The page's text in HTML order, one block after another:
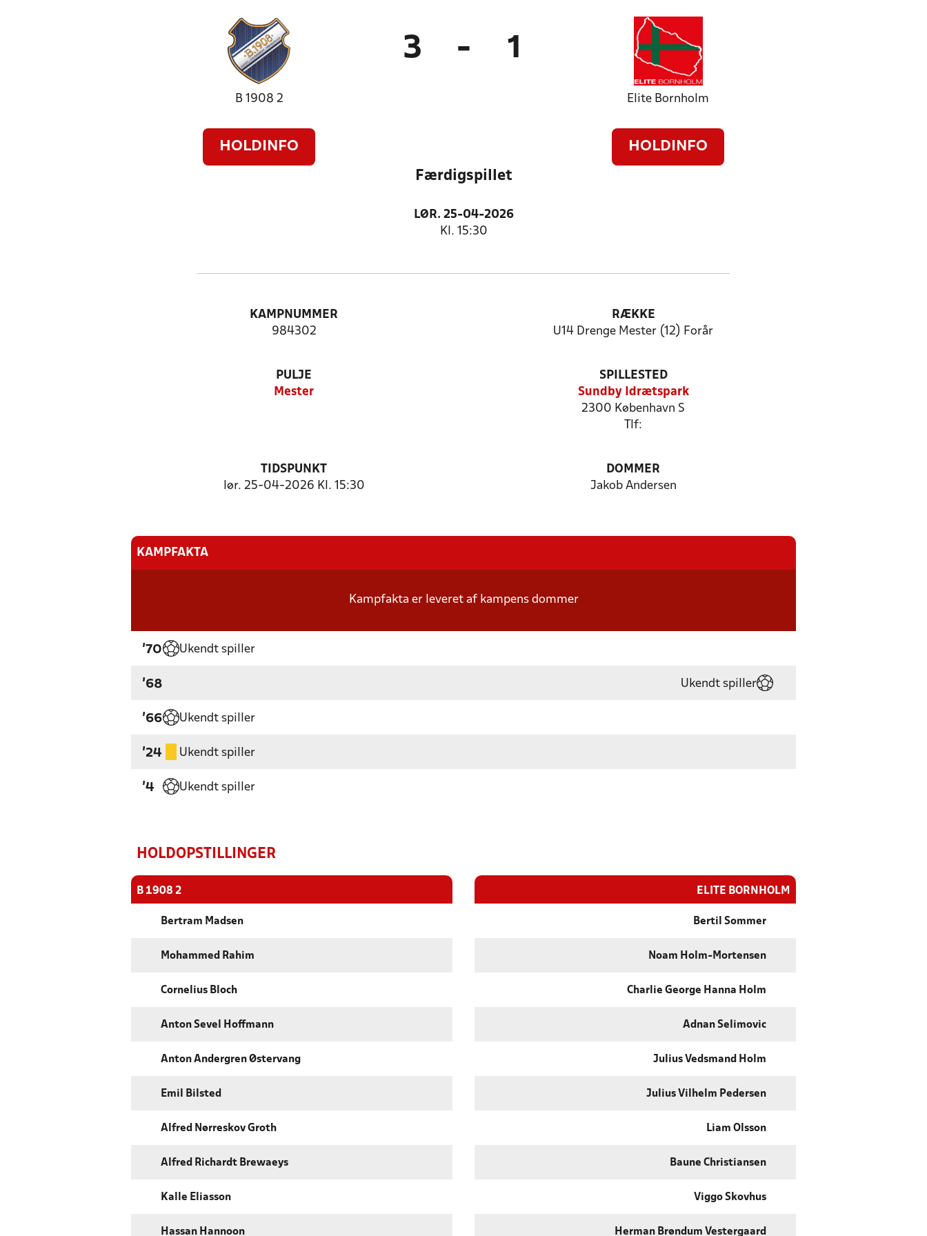
B 1908 2
HOLDINFO
3 - 1
Elite Bornholm
HOLDINFO
Færdigspillet
LØR. 25-04-2026
Kl. 15:30
KAMPNUMMER
984302
RÆKKE
U14 Drenge Mester (12) Forår
PULJE
Mester
SPILLESTED
Sundby Idrætspark
2300 København S
Tlf:
TIDSPUNKT
lør. 25-04-2026 Kl. 15:30
DOMMER
Jakob Andersen
KAMPFAKTA
Kampfakta er leveret af kampens dommer
'70 Ukendt spiller
'68 Ukendt spiller
'66 Ukendt spiller
'24 Ukendt spiller
'4 Ukendt spiller
HOLDOPSTILLINGER
B 1908 2
Bertram Madsen
Mohammed Rahim
Cornelius Bloch
Anton Sevel Hoffmann
Anton Andergren Østervang
Emil Bilsted
Alfred Nørreskov Groth
Alfred Richardt Brewaeys
Kalle Eliasson
Hassan Hannoon
ELITE BORNHOLM
Bertil Sommer
Noam Holm-Mortensen
Charlie George Hanna Holm
Adnan Selimovic
Julius Vedsmand Holm
Julius Vilhelm Pedersen
Liam Olsson
Baune Christiansen
Viggo Skovhus
Herman Brøndum Vestergaard